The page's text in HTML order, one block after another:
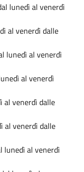
lunedì al venerdì
ì al venerdì dalle
lunedì al venerdì
ì al venerdì
ì al venerdì dalle
ì al venerdì dalle
lunedì al venerdì